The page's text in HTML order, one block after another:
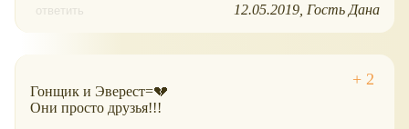
ответить 12.05.2019 Гость Дана
Гонщик и Эверест=💔
Они просто друзья!!!